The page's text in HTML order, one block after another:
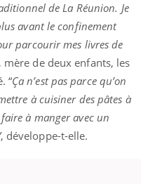
de La Réunion. Je
avant le confinement
parcourir mes livres de
mère de deux enfants, les
“Ça n’est pas parce qu’on
à cuisiner des pâtes à
à manger avec un
, développe-t-elle.